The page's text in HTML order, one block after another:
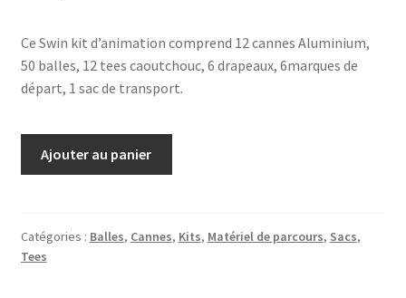
Ce Swin kit d’animation comprend 12 cannes Aluminium,
50 balles, 12 tees caoutchouc, 6 drapeaux, 6marques de
départ, 1 sac de transport.
12
cannes
Ajouter au panier
Catégories : Balles, Cannes, Kits, Matériel de parcours, Sacs,
Tees